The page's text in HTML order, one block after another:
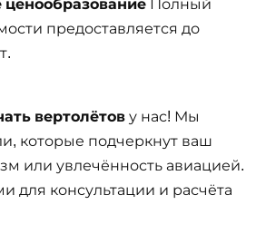
ценообразование Полный
предоставляется до
вертолётов у нас! Мы
которые подчеркнут ваш
или увлечённость авиацией.
для консультации и расчёта